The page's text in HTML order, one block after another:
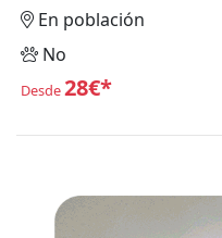
En población
No
Desde28€*